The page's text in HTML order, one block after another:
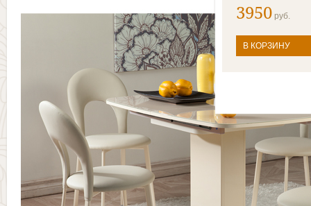
3950 руб.
В КОРЗИНУ